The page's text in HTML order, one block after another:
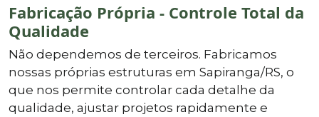
Fabricação Própria - Controle Total da
Qualidade
Não dependemos de terceiros. Fabricamos
nossas próprias estruturas em Sapiranga/RS, o
que nos permite controlar cada detalhe da
qualidade, ajustar projetos rapidamente e